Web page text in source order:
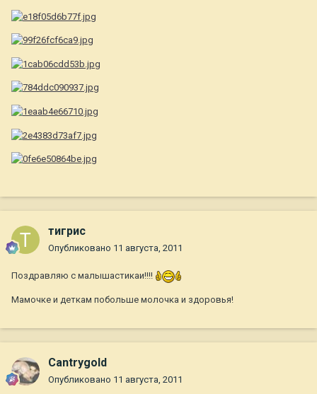
тигрис
Опубликовано 11 августа, 2011
Поздравляю с малышастикаи!!!!
Мамочке и деткам побольше молочка и здоровья!
Cantrygold
Опубликовано 11 августа, 2011